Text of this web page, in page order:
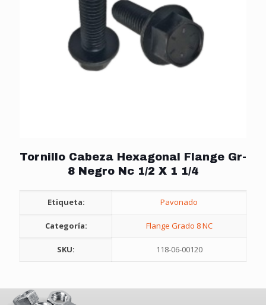
Tornillo Cabeza Hexagonal Flange Gr-
8 Negro Nc 1/2 X 1 1/4
Etiqueta: Pavonado
Categoría: Flange Grado 8 NC
SKU: 118-06-00120